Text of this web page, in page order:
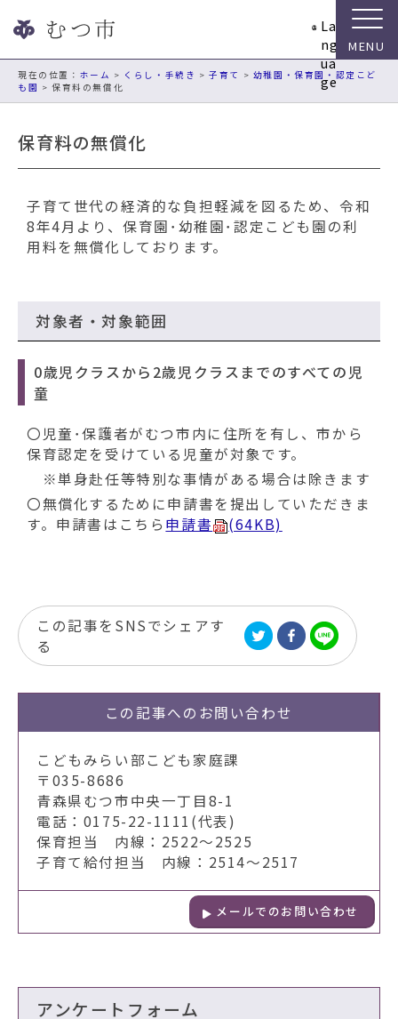
ビ
La
ng
ua
ge
現在の位置： ホーム > くらし・手続き >子育て > 幼稚園・保育園・認定こど
も園 > 保育料の無償化
保育料の無償化
子育て世代の経済的な負担軽減を図るため、令和
8年4月より、保育園･幼稚園･認定こども園の利
用料を無償化しております。
対象者・対象範囲
0歳児クラスから2歳児クラスまでのすべての児
童
〇児童･保護者がむつ市内に住所を有し、市から
保育認定を受けている児童が対象です。
※単身赴任等特別な事情がある場合は除きます
〇無償化するために申請書を提出していただきま
す。申請書はこちら 申請書 (64KB)
この記事をSNSでシェアす
る
この記事への お問い合わせ
こどもみらい部こども家庭課
〒035-8686
青森県むつ市中央一丁目8-1
電話：0175-22-1111(代表)
保育担当 内線：2522～2525
子育て給付担当 内線：2514～2517
メールでのお問い合わせ
アンケートフォーム